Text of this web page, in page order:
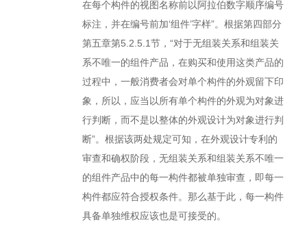
在每个构件的视图名称前以阿拉伯数字顺序编号
标注，并在编号前加‘组件’字样”。根据第四部分
第五章第5.2.5.1节，“对于无组装关系和组装关
系不唯一的组件产品，在购买和使用这类产品的
过程中，一般消费者会对单个构件的外观留下印
象，所以，应当以所有单个构件的外观为对象进
行判断，而不是以整体的外观设计为对象进行判
断”。根据该两处规定可知，在外观设计专利的
审查和确权阶段，无组装关系和组装关系不唯一
的组件产品中的每一构件都被单独审查，即每一
构件都应符合授权条件。那么基于此，每一构件
具备单独维权应该也是可接受的。